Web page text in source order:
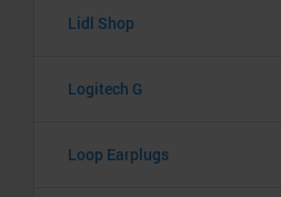
Lidl Shop
Logitech G
Loop Earplugs